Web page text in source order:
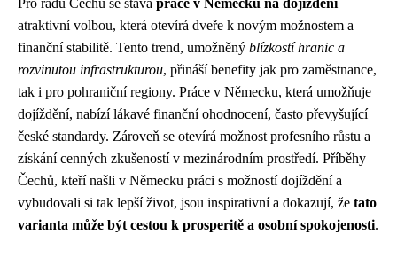
Pro řadu Čechů se stává práce v Německu na dojíždění
atraktivní volbou, která otevírá dveře k novým možnostem a
finanční stabilitě. Tento trend, umožněný blízkostí hranic a
rozvinutou infrastrukturou, přináší benefity jak pro zaměstnance,
tak i pro pohraniční regiony. Práce v Německu, která umožňuje
dojíždění, nabízí lákavé finanční ohodnocení, často převyšující
české standardy. Zároveň se otevírá možnost profesního růstu a
získání cenných zkušeností v mezinárodním prostředí. Příběhy
Čechů, kteří našli v Německu práci s možností dojíždění a
vybudovali si tak lepší život, jsou inspirativní a dokazují, že tato
varianta může být cestou k prosperitě a osobní spokojenosti.